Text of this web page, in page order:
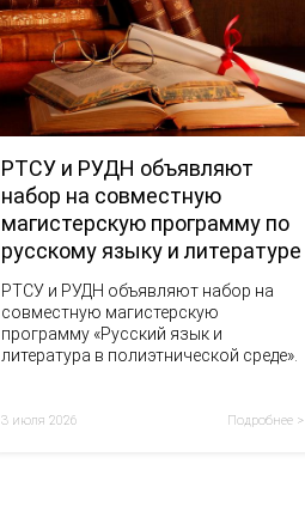
РТСУ и РУДН объявляют
набор на совместную
магистерскую программу по
русскому языку и литературе
РТСУ и РУДН объявляют набор на
совместную магистерскую
программу «Русский язык и
литература в полиэтнической среде».
3 июля 2026 Подробнее >